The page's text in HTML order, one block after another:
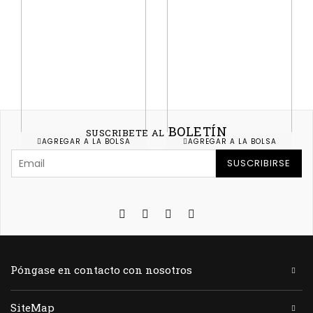
AGREGAR A LA BOLSA
IMPRESORA TÉRMICA
TICKETERA CBX POS89E USB
AGREGAR A LA BOLSA
LECTOR DE CODIGOS 2D
ARES ID-9208
SUSCRIBETE AL BOLETÍN
SUSCRIBIRSE
Póngase en contacto con nosotros
SiteMap